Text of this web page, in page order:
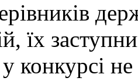
їх
конкурсі